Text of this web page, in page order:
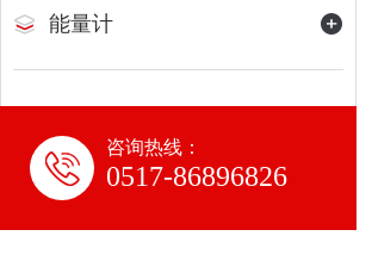
能量计
咨询热线：
0517-86896826